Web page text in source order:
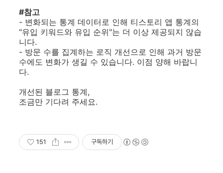
#참고
- 변화되는 통계 데이터로 인해 티스토리 앱 통계의
"유입 키워드와 유입 순위"는 더 이상 제공되지 않습
니다.
- 방문 수를 집계하는 로직 개선으로 인해 과거 방문
수에도 변화가 생길 수 있습니다. 이점 양해 바랍니
다.
개선된 블로그 통계,
조금만 기다려 주세요.
151 구독하기